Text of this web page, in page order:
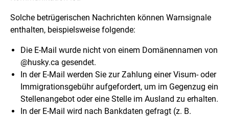
Solche betrügerischen Nachrichten können Warnsignale
enthalten, beispielsweise folgende:
Die E-Mail wurde nicht von einem Domänennamen von
@husky.ca gesendet.
In der E-Mail werden Sie zur Zahlung einer Visum- oder
Immigrationsgebühr aufgefordert, um im Gegenzug ein
Stellenangebot oder eine Stelle im Ausland zu erhalten.
In der E-Mail wird nach Bankdaten gefragt (z. B.